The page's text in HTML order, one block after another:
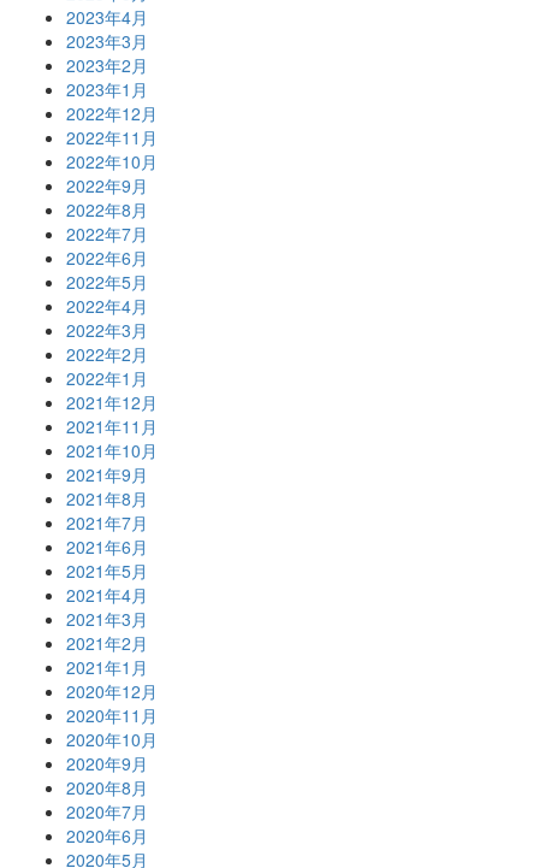
2023年4月
2023年3月
2023年2月
2023年1月
2022年12月
2022年11月
2022年10月
2022年9月
2022年8月
2022年7月
2022年6月
2022年5月
2022年4月
2022年3月
2022年2月
2022年1月
2021年12月
2021年11月
2021年10月
2021年9月
2021年8月
2021年7月
2021年6月
2021年5月
2021年4月
2021年3月
2021年2月
2021年1月
2020年12月
2020年11月
2020年10月
2020年9月
2020年8月
2020年7月
2020年6月
2020年5月